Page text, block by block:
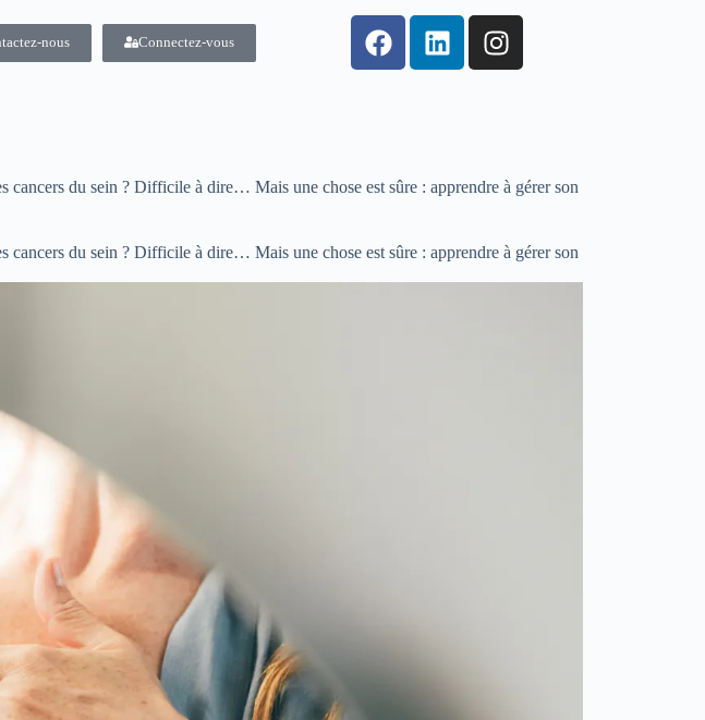
nous Connectez-vous
cancers du sein ? Difficile à dire… Mais une chose est sûre : apprendre à gérer son
cancers du sein ? Difficile à dire… Mais une chose est sûre : apprendre à gérer son